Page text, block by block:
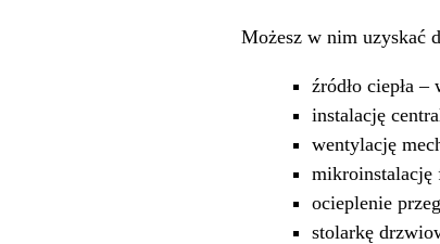
Możesz w nim uzyskać
źródło ciepła
instalację
wentylację
mikroinstalację
ocieplenie
stolarkę